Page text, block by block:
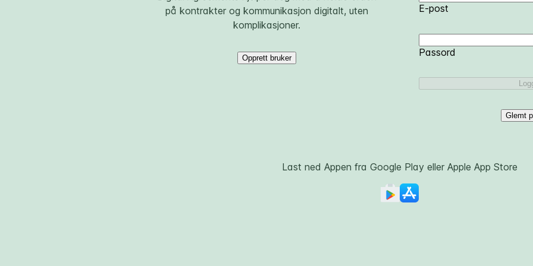
på kontrakter og kommunikasjon digitalt, uten
komplikasjoner.
Opprett bruker
E-post
Skriv
passord
Passord
Glemt
Last ned Appen fra Google Play eller Apple App Store